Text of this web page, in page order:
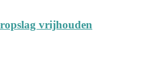
vrijhouden